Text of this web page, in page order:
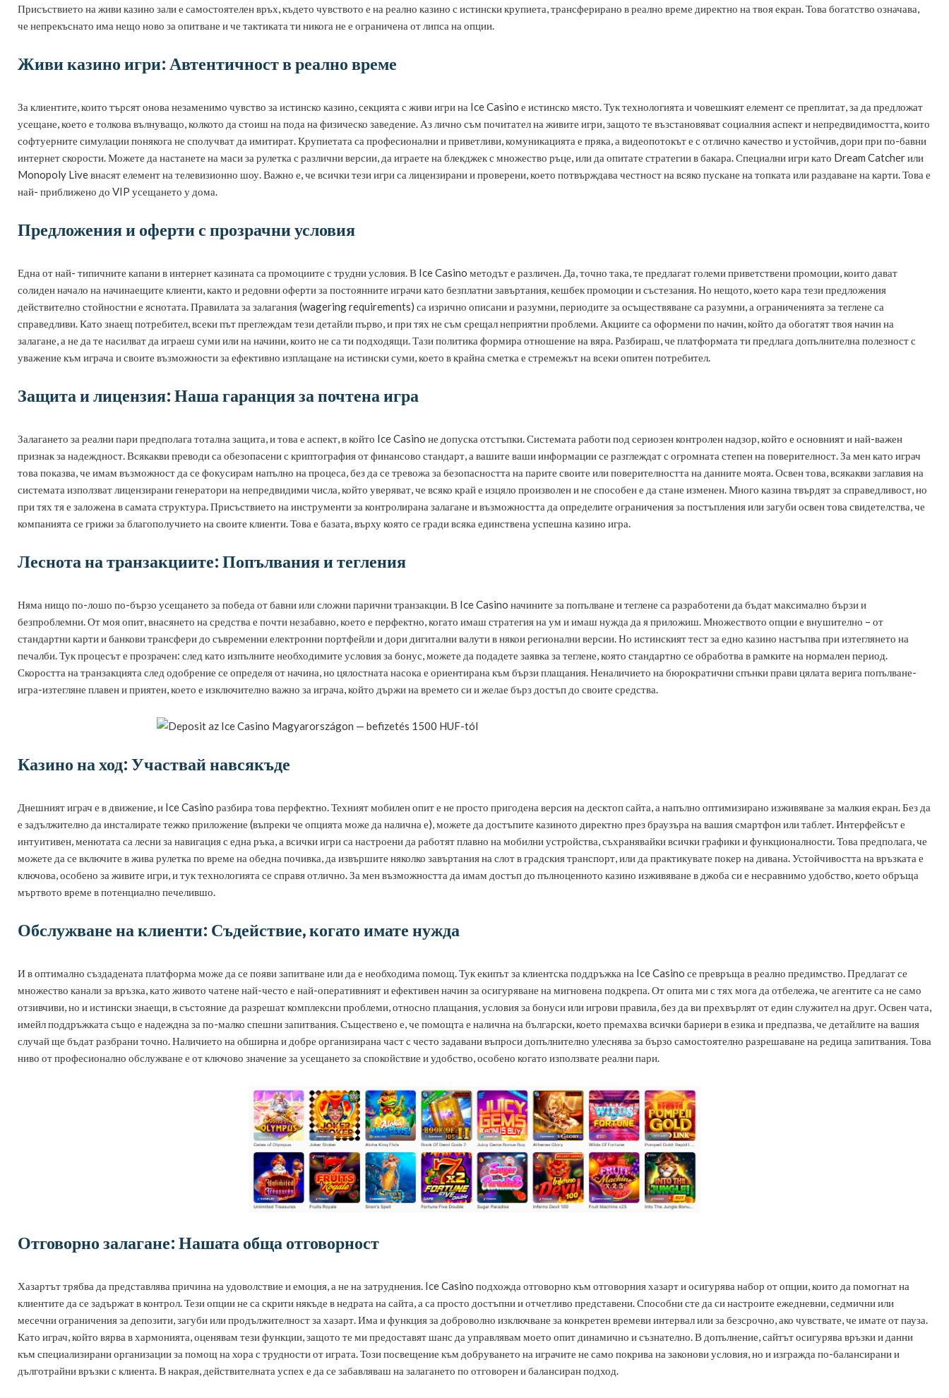
Присъствието на живи казино зали е самостоятелен връх, където чувството е на реално казино с истински крупиета, трансферирано в реално време директно на твоя екран. Това богатство означава,
че непрекъснато има нещо ново за опитване и че тактиката ти никога не е ограничена от липса на опции.
Живи казино игри: Автентичност в реално време
За клиентите, които търсят онова незаменимо чувство за истинско казино, секцията с живи игри на Ice Casino е истинско място. Тук технологията и човешкият елемент се преплитат, за да предложат
усещане, което е толкова вълнуващо, колкото да стоиш на пода на физическо заведение. Аз лично съм почитател на живите игри, защото те възстановяват социалния аспект и непредвидимостта, които
софтуерните симулации понякога не сполучват да имитират. Крупиетата са професионални и приветливи, комуникацията е пряка, а видеопотокът е с отлично качество и устойчив, дори при по-бавни
интернет скорости. Можете да настанете на маси за рулетка с различни версии, да играете на блекджек с множество ръце, или да опитате стратегии в бакара. Специални игри като Dream Catcher или
Monopoly Live внасят елемент на телевизионно шоу. Важно е, че всички тези игри са лицензирани и проверени, което потвърждава честност на всяко пускане на топката или раздаване на карти. Това е
най- приближено до VIP усещането у дома.
Предложения и оферти с прозрачни условия
Една от най- типичните капани в интернет казината са промоциите с трудни условия. В Ice Casino методът е различен. Да, точно така, те предлагат големи приветствени промоции, които дават
солиден начало на начинаещите клиенти, както и редовни оферти за постоянните играчи като безплатни завъртания, кешбек промоции и състезания. Но нещото, което кара тези предложения
действително стойностни е яснотата. Правилата за залагания (wagering requirements) са изрично описани и разумни, периодите за осъществяване са разумни, а ограниченията за теглене са
справедливи. Като знаещ потребител, всеки път преглеждам тези детайли първо, и при тях не съм срещал неприятни проблеми. Акциите са оформени по начин, който да обогатят твоя начин на
залагане, а не да те насилват да играеш суми или на начини, които не са ти подходящи. Тази политика формира отношение на вяра. Разбираш, че платформата ти предлага допълнителна полезност с
уважение към играча и своите възможности за ефективно изплащане на истински суми, което в крайна сметка е стремежът на всеки опитен потребител.
Защита и лицензия: Наша гаранция за почтена игра
Залагането за реални пари предполага тотална защита, и това е аспект, в който Ice Casino не допуска отстъпки. Системата работи под сериозен контролен надзор, който е основният и най-важен
признак за надеждност. Всякакви преводи са обезопасени с криптография от финансово стандарт, а вашите ваши информации се разглеждат с огромната степен на поверителност. За мен като играч
това показва, че имам възможност да се фокусирам напълно на процеса, без да се тревожа за безопасността на парите своите или поверителността на данните моята. Освен това, всякакви заглавия на
системата използват лицензирани генератори на непредвидими числа, който уверяват, че всяко край е изцяло произволен и не способен е да стане изменен. Много казина твърдят за справедливост, но
при тях тя е заложена в самата структура. Присъствието на инструменти за контролирана залагане и възможността да определите ограничения за постъпления или загуби освен това свидетелства, че
компанията се грижи за благополучието на своите клиенти. Това е базата, върху която се гради всяка единствена успешна казино игра.
Леснота на транзакциите: Попълвания и тегления
Няма нищо по-лошо по-бързо усещането за победа от бавни или сложни парични транзакции. В Ice Casino начините за попълване и теглене са разработени да бъдат максимално бързи и
безпроблемни. От моя опит, внасянето на средства е почти незабавно, което е перфектно, когато имаш стратегия на ум и имаш нужда да я приложиш. Множеството опции е внушително – от
стандартни карти и банкови трансфери до съвременни електронни портфейли и дори дигитални валути в някои регионални версии. Но истинският тест за едно казино настъпва при изтеглянето на
печалби. Тук процесът е прозрачен: след като изпълните необходимите условия за бонус, можете да подадете заявка за теглене, която стандартно се обработва в рамките на нормален период.
Скоростта на транзакцията след одобрение се определя от начина, но цялостната насока е ориентирана към бързи плащания. Неналичието на бюрократични спънки прави цялата верига попълване-
игра-изтегляне плавен и приятен, което е изключително важно за играча, който държи на времето си и желае бърз достъп до своите средства.
Казино на ход: Участвай навсякъде
Днешният играч е в движение, и Ice Casino разбира това перфектно. Техният мобилен опит е не просто пригодена версия на десктоп сайта, а напълно оптимизирано изживяване за малкия екран. Без да
е задължително да инсталирате тежко приложение (въпреки че опцията може да налична е), можете да достъпите казиното директно през браузъра на вашия смартфон или таблет. Интерфейсът е
интуитивен, менютата са лесни за навигация с една ръка, а всички игри са настроени да работят плавно на мобилни устройства, съхранявайки всички графики и функционалности. Това предполага, че
можете да се включите в жива рулетка по време на обедна почивка, да извършите няколко завъртания на слот в градския транспорт, или да практикувате покер на дивана. Устойчивостта на връзката е
ключова, особено за живите игри, и тук технологията се справя отлично. За мен възможността да имам достъп до пълноценното казино изживяване в джоба си е несравнимо удобство, което обръща
мъртвото време в потенциално печелившо.
Обслужване на клиенти: Съдействие, когато имате нужда
И в оптимално създадената платформа може да се появи запитване или да е необходима помощ. Тук екипът за клиентска поддръжка на Ice Casino се превръща в реално предимство. Предлагат се
множество канали за връзка, като живото чатене най-често е най-оперативният и ефективен начин за осигуряване на мигновена подкрепа. От опита ми с тях мога да отбележа, че агентите са не само
отзивчиви, но и истински знаещи, в състояние да разрешат комплексни проблеми, относно плащания, условия за бонуси или игрови правила, без да ви прехвърлят от един служител на друг. Освен чата,
имейл поддръжката също е надеждна за по-малко спешни запитвания. Съществено е, че помощта е налична на български, което премахва всички бариери в езика и предпазва, че детайлите на вашия
случай ще бъдат разбрани точно. Наличието на обширна и добре организирана част с често задавани въпроси допълнително улеснява за бързо самостоятелно разрешаване на редица запитвания. Това
ниво от професионално обслужване е от ключово значение за усещането за спокойствие и удобство, особено когато използвате реални пари.
Отговорно залагане: Нашата обща отговорност
Хазартът трябва да представлява причина на удоволствие и емоция, а не на затруднения. Ice Casino подхожда отговорно към отговорния хазарт и осигурява набор от опции, които да помогнат на
клиентите да се задържат в контрол. Тези опции не са скрити някъде в недрата на сайта, а са просто достъпни и отчетливо представени. Способни сте да си настроите ежедневни, седмични или
месечни ограничения за депозити, загуби или продължителност за хазарт. Има и функция за доброволно изключване за конкретен времеви интервал или за безсрочно, ако чувствате, че имате от пауза.
Като играч, който вярва в хармонията, оценявам тези функции, защото те ми предоставят шанс да управлявам моето опит динамично и съзнателно. В допълнение, сайтът осигурява връзки и данни
към специализирани организации за помощ на хора с трудности от играта. Този посвещение към добруването на играчите не само покрива на законови условия, но и изгражда по-балансирани и
дълготрайни връзки с клиента. В накрая, действителната успех е да се забавляваш на залагането по отговорен и балансиран подход.